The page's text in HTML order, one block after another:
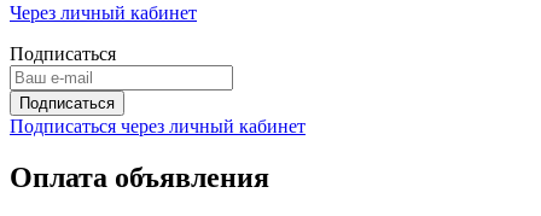
Через личный кабинет
Подписаться
Подписаться через личный кабинет
Оплата объявления